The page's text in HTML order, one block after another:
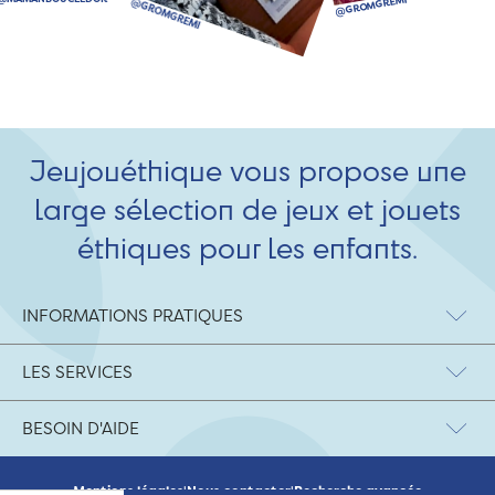
Jeujouéthique vous propose une
large sélection de jeux et jouets
éthiques pour les enfants.
INFORMATIONS PRATIQUES
LES SERVICES
BESOIN D'AIDE
Mentions légales|Nous contacter|Recherche avancée